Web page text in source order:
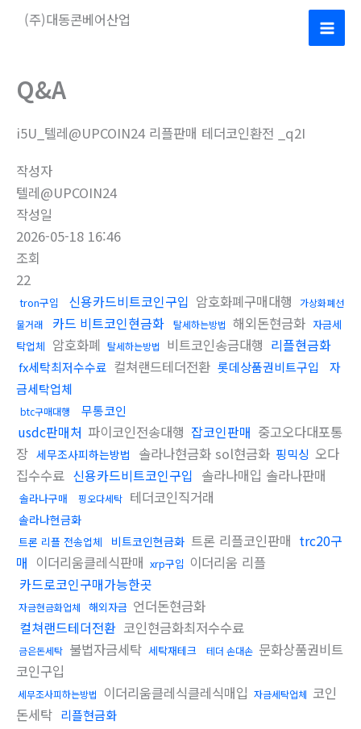
(주)대동콘베어산업
Main
Q&A
i5U_텔레@UPCOIN24 리플판매 테더코인환전 _q2I
작성자
텔레@UPCOIN24
작성일
2026-05-18 16:46
조회
22
tron구입 신용카드비트코인구입 암호화폐구매대행
가상화폐선
물거래
카드 비트코인현금화 탈세하는방법 해외돈현금화 자금세
탁업체 암호화폐 탈세하는방법 비트코인송금대행 리플현금화
fx세탁최저수수료 컬쳐랜드테더전환 롯데상품권비트구입
자
금세탁업체
btc구매대행 무통코인
usdc판매처 파이코인전송대행 잡코인판매 중고오다대포통
장 세무조사피하는방법 솔라나현금화 sol현금화 핑믹싱 오다
집수수료 신용카드비트코인구입 솔라나매입 솔라나판매
솔라나구매 핑오다세탁 테더코인직거래
솔라나현금화
트론 리플 전송업체 비트코인현금화 트론 리플코인판매 trc20구
매 이더리움클레식판매 xrp구입 이더리움 리플
카드로코인구매가능한곳
자금현금화업체 해외자금 언더돈현금화
컬쳐랜드테더전환 코인현금화최저수수료
금은돈세탁 불법자금세탁 세탁재테크 테더 손대손 문화상품권비트
코인구입
세무조사피하는방법 이더리움클레식클레식매입 자금세탁업체 코인
돈세탁 리플현금화